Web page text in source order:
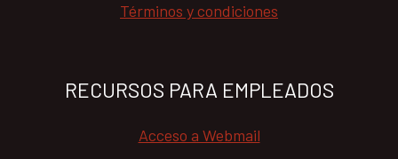
Términos y condiciones
RECURSOS PARA EMPLEADOS
Acceso a Webmail